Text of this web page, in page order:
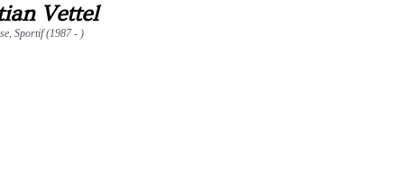
Vettel
Sportif (1987 - )